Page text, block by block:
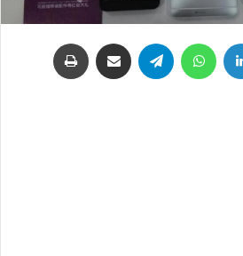
لينكدإن واتساب تيلقرام مشاركة عبر البريد